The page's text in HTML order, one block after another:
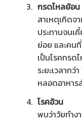
กรดไหลย้อน
สาเหตุเกิดจ
ประทานจนเ
ย่อย และคน
เป็นโรคกรด
ระยะเวลากว่
หลอดอาหา
โรคอ้วน
พบว่าวัยทำง